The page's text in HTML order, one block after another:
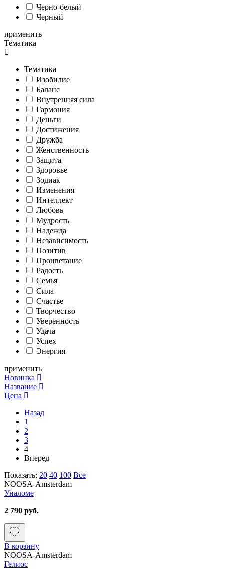
Черно-белый
Черный
применить
Тематика
Тематика
Изобилие
Баланс
Внутренняя сила
Гармония
Деньги
Достижения
Дружба
Женственность
Защита
Здоровье
Зодиак
Изменения
Интеллект
Любовь
Мудрость
Надежда
Независимость
Позитив
Процветание
Радость
Семья
Сила
Счастье
Творчество
Уверенность
Удача
Успех
Энергия
применить
Новинка
Название
Цена
Назад
1
2
3
4
Вперед
Показать: 20 40 100 Все
NOOSA-Amsterdam
Уналоме
2 790 руб.
В корзину
NOOSA-Amsterdam
Гелиос